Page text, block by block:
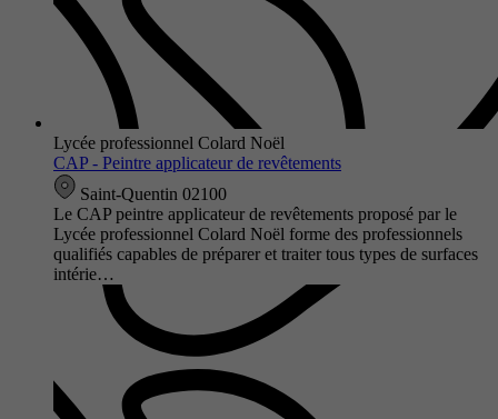
Lycée professionnel Colard Noël
CAP - Peintre applicateur de revêtements
Saint-Quentin 02100
Le CAP peintre applicateur de revêtements proposé par le
Lycée professionnel Colard Noël forme des professionnels
qualifiés capables de préparer et traiter tous types de surfaces
intérie…